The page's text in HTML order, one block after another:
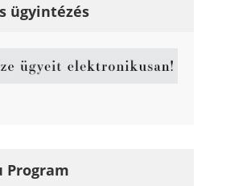
ügyintézés
Program